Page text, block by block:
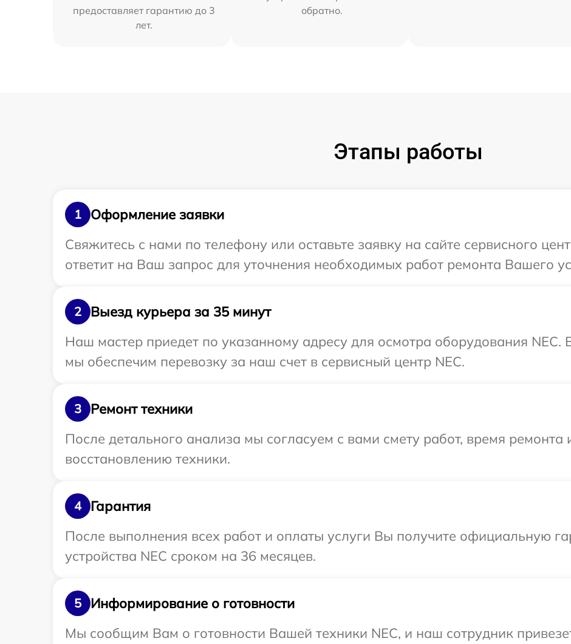
предоставляет гарантию до 3
лет.
обратно.
Этапы работы
1
Оформление заявки
Свяжитесь с нами по телефону или оставьте заявку на сайте сервисного
ответит на Ваш запрос для уточнения необходимых работ ремонта Вашего
2
Выезд курьера за 35 минут
Наш мастер приедет по указанному адресу для осмотра оборудования NEC.
мы обеспечим перевозку за наш счет в сервисный центр NEC.
3
Ремонт техники
После детального анализа мы согласуем с вами смету работ, время ремонта
восстановлению техники.
4
Гарантия
После выполнения всех работ и оплаты услуги Вы получите официальную
устройства NEC сроком на 36 месяцев.
5
Информирование о готовности
Мы сообщим Вам о готовности Вашей техники NEC, и наш сотрудник